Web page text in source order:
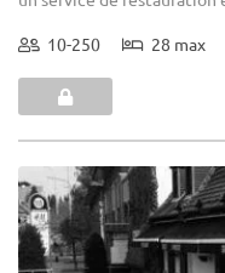
10-250 28 max